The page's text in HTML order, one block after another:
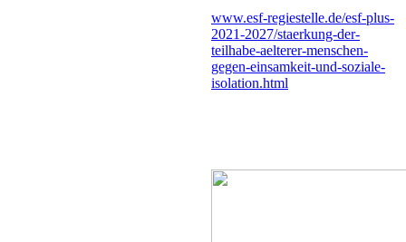
www.esf-regiestelle.de/esf-plus-
2021-2027/staerkung-der-
teilhabe-aelterer-menschen-
gegen-einsamkeit-und-soziale-
isolation.html